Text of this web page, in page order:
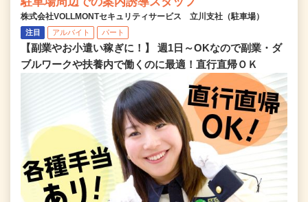
株式会社VOLLMONTセキュリティサービス 立川支社（駐車場）
注目 アルバイト パート
【副業やお小遣い稼ぎに！】 週1日～OKなので副業・ダ
ブルワークや扶養内で働くのに最適！直行直帰ＯＫ